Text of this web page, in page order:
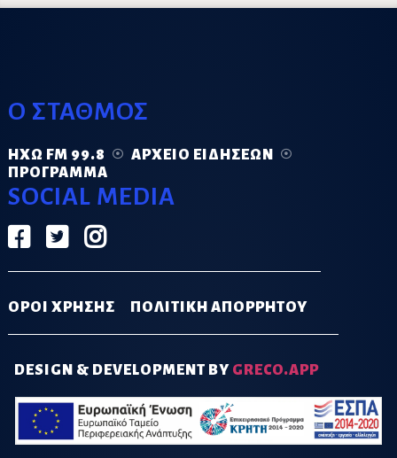
Ο ΣΤΑΘΜΟΣ
ΗΧΏ FM 99.8
ΑΡΧΕΊΟ ΕΙΔΉΣΕΩΝ
ΠΡΌΓΡΑΜΜΑ
SOCIAL MEDIA
ΟΡΟΙ ΧΡΗΣΗΣ ΠΟΛΙΤΙΚΗ ΑΠΟΡΡΗΤΟΥ
DESIGN & DEVELOPMENT BY GRECO.APP